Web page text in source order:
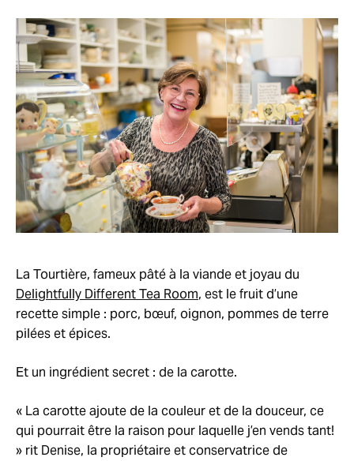
La Tourtière, fameux pâté à la viande et joyau du
Delightfully Different Tea Room, est le fruit d’une
recette simple : porc, bœuf, oignon, pommes de terre
pilées et épices.
Et un ingrédient secret : de la carotte.
« La carotte ajoute de la couleur et de la douceur, ce
qui pourrait être la raison pour laquelle j’en vends tant!
» rit Denise, la propriétaire et conservatrice de